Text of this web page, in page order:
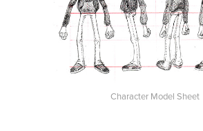
Character Model Sheet